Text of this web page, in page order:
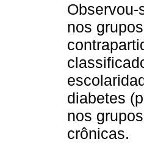
nos
diabetes
nos
crônicas.